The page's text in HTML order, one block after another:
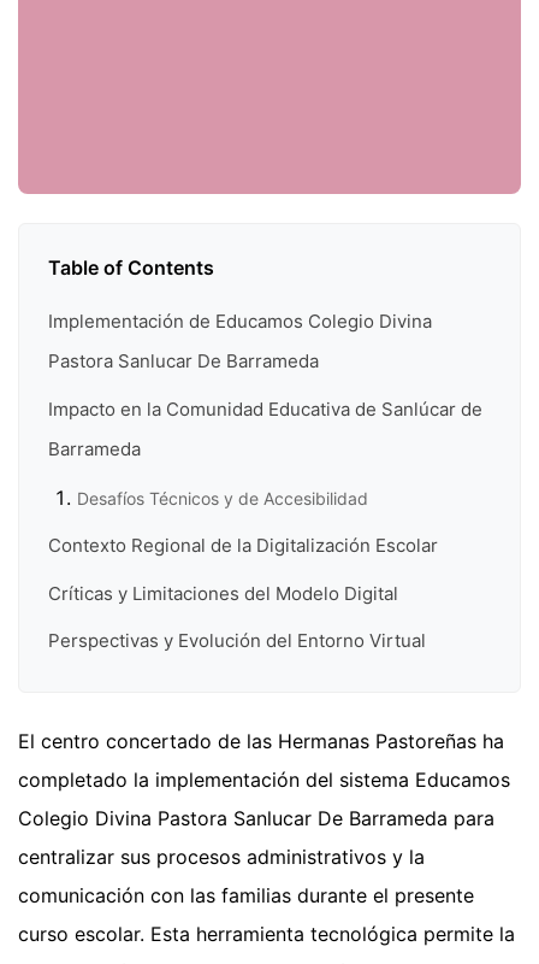
Table of Contents
Implementación de Educamos Colegio Divina
Pastora Sanlucar De Barrameda
Impacto en la Comunidad Educativa de Sanlúcar de
Barrameda
Desafíos Técnicos y de Accesibilidad
Contexto Regional de la Digitalización Escolar
Críticas y Limitaciones del Modelo Digital
Perspectivas y Evolución del Entorno Virtual
El centro concertado de las Hermanas Pastoreñas ha
completado la implementación del sistema Educamos
Colegio Divina Pastora Sanlucar De Barrameda para
centralizar sus procesos administrativos y la
comunicación con las familias durante el presente
curso escolar. Esta herramienta tecnológica permite la